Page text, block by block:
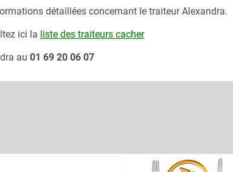
détaillées concernant le traiteur Alexandra.
ici la liste des traiteurs cacher
au 01 69 20 06 07